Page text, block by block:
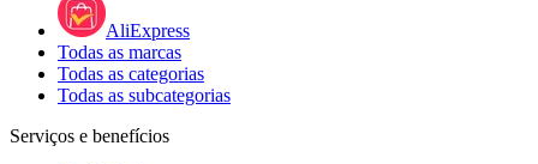
AliExpress
Todas as marcas
Todas as categorias
Todas as subcategorias
Serviços e benefícios